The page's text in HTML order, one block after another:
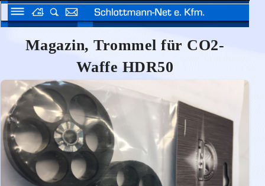
Magazin, Trommel für CO2-
Waffe HDR50